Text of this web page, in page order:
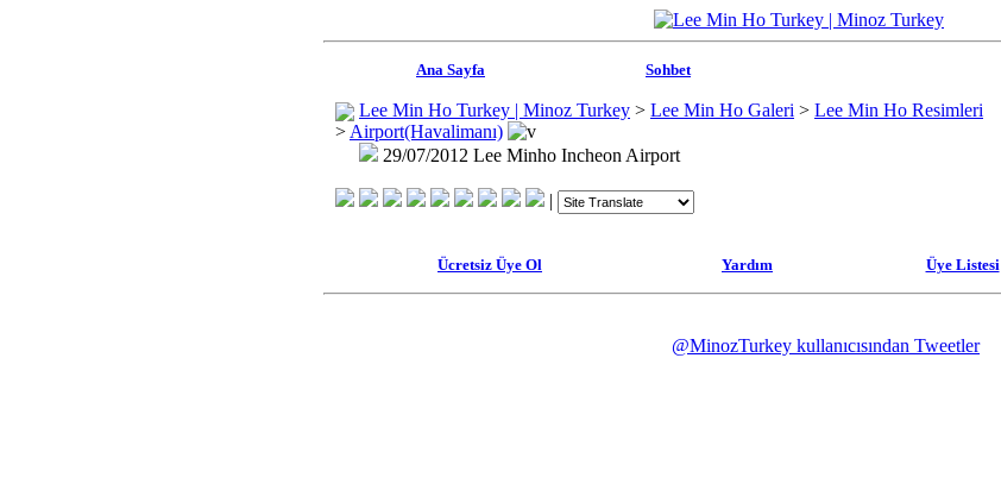
Ana Sayfa Sohbet
Lee Min Ho Turkey | Minoz Turkey > Lee Min Ho Galeri > Lee Min Ho Resimleri
> Airport(Havalimanı)
29/07/2012 Lee Minho Incheon Airport
|
Ücretsiz Üye Ol Yardım Üye Listesi
@MinozTurkey kullanıcısından Tweetler